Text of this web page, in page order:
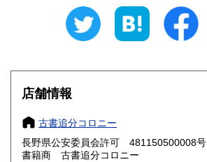
330円 三重県
大阪府
奈良県
鳥取県 330円 島根県
店舗情報
古書追分コロニー
長野県公安委員会許可 481150500008号
書籍商 古書追分コロニー